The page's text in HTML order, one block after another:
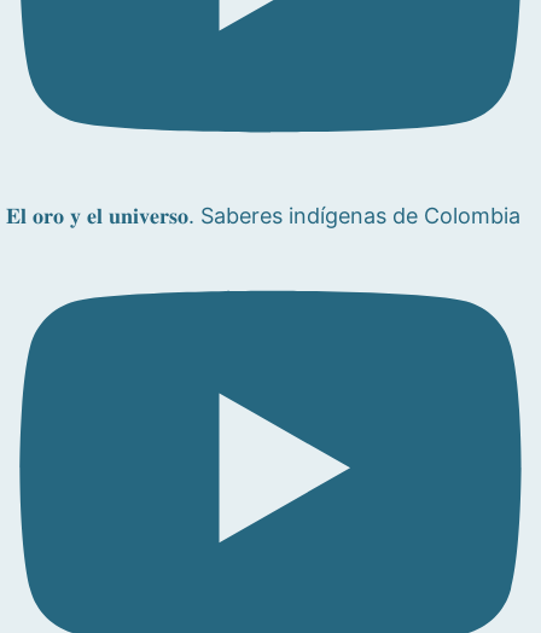
𝐄𝐥 𝐨𝐫𝐨 𝐲 𝐞𝐥 𝐮𝐧𝐢𝐯𝐞𝐫𝐬𝐨. Saberes indígenas de Colombia